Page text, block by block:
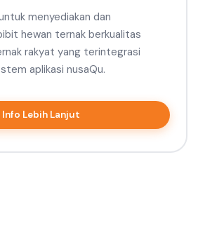
menyediakan dan
hewan ternak berkualitas
rakyat yang terintegrasi
aplikasi nusaQu.
Info Lebih Lanjut